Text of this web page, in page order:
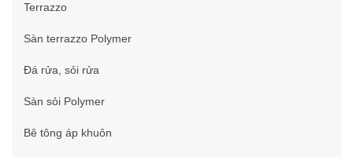
Terrazzo
Sàn terrazzo Polymer
Đá rửa, sỏi rửa
Sàn sỏi Polymer
Bê tông áp khuôn